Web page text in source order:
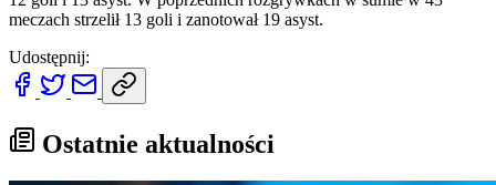
meczach strzelił 13 goli i zanotował 19 asyst.
Udostępnij:
Ostatnie aktualności